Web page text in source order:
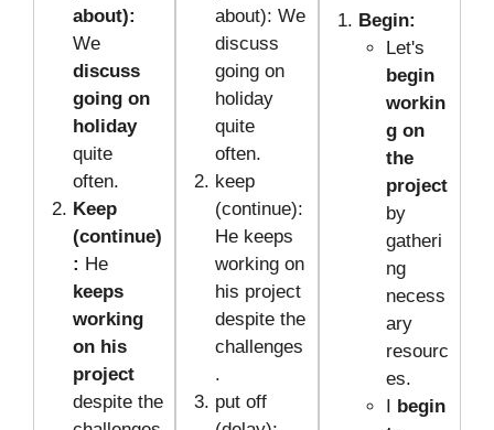
about):
We
discuss
going on
holiday
quite
often.
Keep
(continue)
: He
keeps
working
on his
project
despite the
about): We
discuss
going on
holiday
quite
often.
keep
(continue):
He keeps
working on
his project
despite the
challenges
.
put off
Begin:
Let's
begin
workin
g on
the
project
by
gatheri
ng
necess
ary
resourc
es.
I begin